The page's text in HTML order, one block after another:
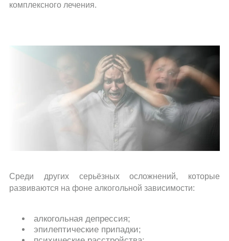
комплексного лечения.
Среди других серьёзных осложнений, которые
развиваются на фоне алкогольной зависимости:
алкогольная депрессия;
эпилептические припадки;